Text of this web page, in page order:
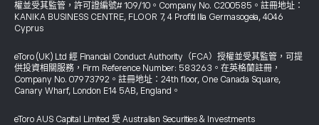
權並受其監管，許可證編號# 109/10。Company No. C200585。註冊地址：
KANIKA BUSINESS CENTRE, FLOOR 7, 4 Profiti Ilia Germasogeia, 4046
Cyprus
eToro (UK) Ltd 經 Financial Conduct Authority（FCA）授權並受其監管，可提
供投資相關服務，Firm Reference Number: 583263。在英格蘭註冊，
Company No. 07973792。註冊地址：24th floor, One Canada Square,
Canary Wharf, London E14 5AB, England。
eToro AUS Capital Limited 受 Australian Securities & Investments